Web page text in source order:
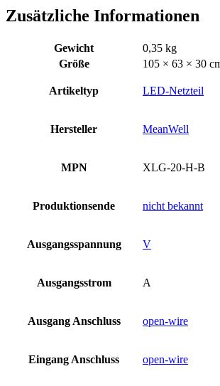
Zusätzliche Informationen
Gewicht
0,35 kg
Größe
105 × 63 × 30
Artikeltyp LED-Netzteil
Hersteller MeanWell
MPN XLG-20-H-B
Produktionsende nicht bekannt
Ausgangsspannung V
Ausgangsstrom A
Ausgang Anschluss open-wire
Eingang Anschluss open-wire